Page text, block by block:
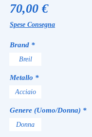
70,00 €Prezzo
Spese Consegna
Brand *
Breil
Metallo *
Acciaio
Genere (Uomo/Donna) *
Donna